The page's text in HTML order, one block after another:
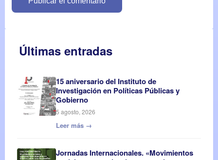
Últimas entradas
15 aniversario del Instituto de
Investigación en Políticas Públicas y
Gobierno
5 agosto, 2026
Leer más →
Jornadas Internacionales. «Movimientos